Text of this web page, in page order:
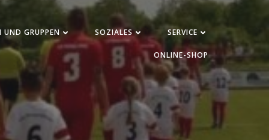
UND GRUPPEN SOZIALES SERVICE
ONLINE-SHOP